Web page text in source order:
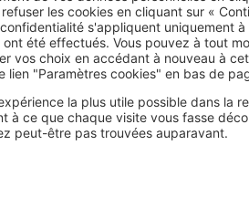
plusieurs couches: une
en feutrine ou en ouate, et une
vers l’intérieur.
une doublure amovible, qui se
anneaux ou des bandes auto-
adapter le niveau d’isolation selon la